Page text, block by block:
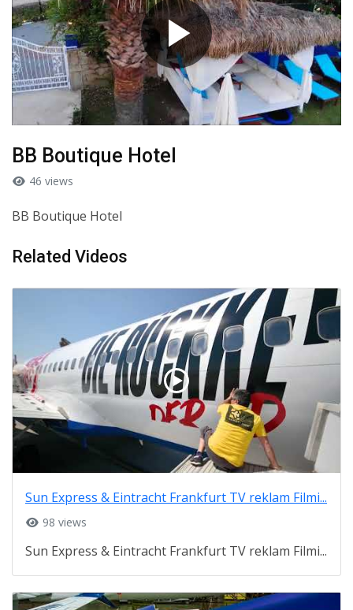
BB Boutique Hotel
46 views
BB Boutique Hotel
Related Videos
Sun Express & Eintracht Frankfurt TV reklam Filmi...
98 views
Sun Express & Eintracht Frankfurt TV reklam Filmi...